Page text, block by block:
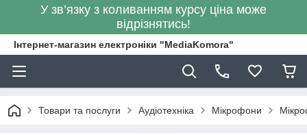
У зв’язку з коливанням курсу ціна може
відрізнятись!
Інтернет-магазин електроніки "MediaKomora"
Товари та послуги Аудіотехніка Мікрофони